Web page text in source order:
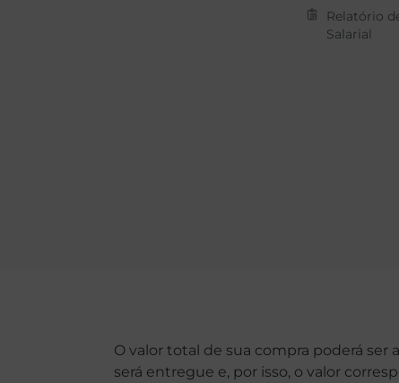
Relatório
Salarial
O valor total de sua compra poderá
será entregue e, por isso, o valor